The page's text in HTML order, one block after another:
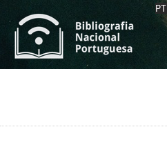
PT